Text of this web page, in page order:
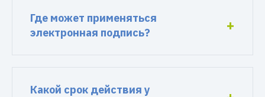
Где может применяться
электронная подпись?
Какой срок действия у